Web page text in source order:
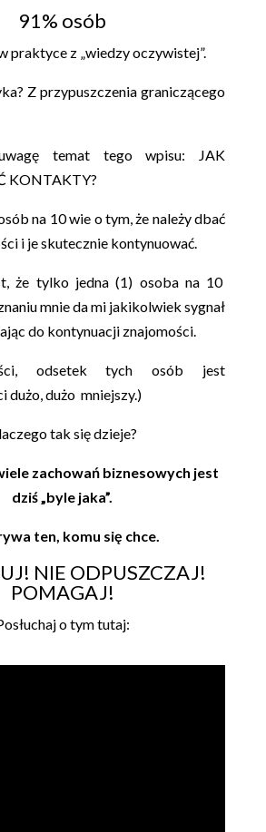
91% osób
praktyce z „wiedzy oczywistej”.
Z przypuszczenia graniczącego
temat tego wpisu: JAK
KONTAKTY?
na 10 wie o tym, że należy dbać
i je skutecznie kontynuować.
że tylko jedna (1) osoba na 10
mnie da mi jakikolwiek sygnał
do kontynuacji znajomości.
odsetek tych osób jest
dużo, dużo mniejszy.)
tak się dzieje?
zachowań biznesowych jest
dziś „byle jaka”.
ten, komu się chce.
NIE ODPUSZCZAJ!
POMAGAJ!
o tym tutaj: